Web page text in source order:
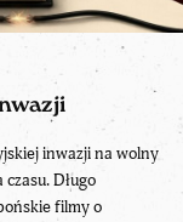
inwazji na wolny
Długo
filmy o